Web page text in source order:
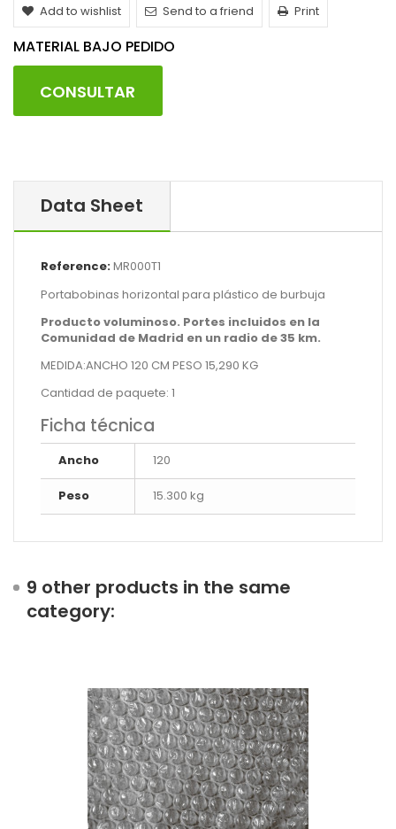
Add to wishlist Send to a friend Print
MATERIAL BAJO PEDIDO
CONSULTAR
Data Sheet
Reference:MR000T1
Portabobinas horizontal para plástico de burbuja
Producto voluminoso. Portes incluidos en la
Comunidad de Madrid en un radio de 35 km.
MEDIDA:ANCHO 120 CM PESO 15,290 KG
Cantidad de paquete: 1
Ficha técnica
Ancho 120
Peso 15.300 kg
9 other products in the same
category: